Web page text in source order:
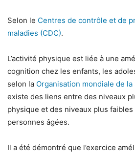
Selon le Centres de contrôle et de
maladies (CDC).
L’activité physique est liée à une
cognition chez les enfants, les
selon la Organisation mondiale de la
existe des liens entre des niveaux
physique et des niveaux plus
personnes âgées.
Il a été démontré que l’exercice